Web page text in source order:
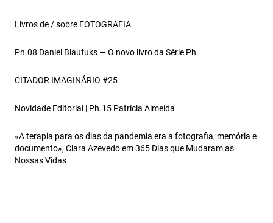
Livros de / sobre FOTOGRAFIA
Ph.08 Daniel Blaufuks — O novo livro da Série Ph.
CITADOR IMAGINÁRIO #25
Novidade Editorial | Ph.15 Patrícia Almeida
«A terapia para os dias da pandemia era a fotografia, memória e
documento», Clara Azevedo em 365 Dias que Mudaram as
Nossas Vidas